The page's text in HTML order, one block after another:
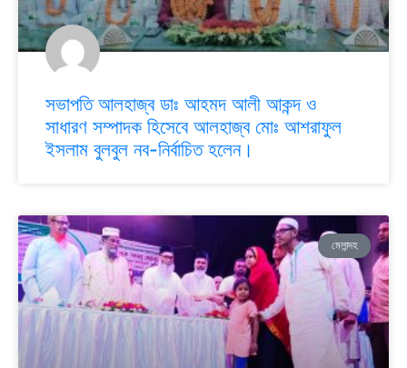
সভাপতি আলহাজ্ব ডাঃ আহমদ আলী আকন্দ ও
সাধারণ সম্পাদক হিসেবে আলহাজ্ব মোঃ আশরাফুল
ইসলাম বুলবুল নব-নির্বাচিত হলেন।
মেলান্দহ